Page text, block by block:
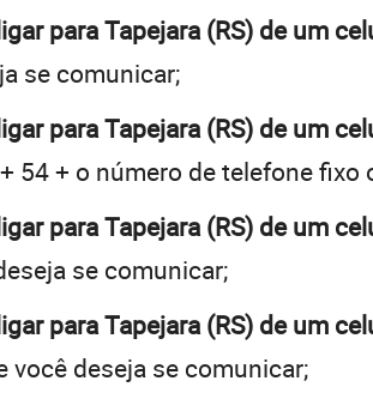
para Tapejara (RS) de um
se comunicar;
para Tapejara (RS) de um
54 + o número de telefone
para Tapejara (RS) de um
se comunicar;
para Tapejara (RS) de um
você deseja se comunicar;